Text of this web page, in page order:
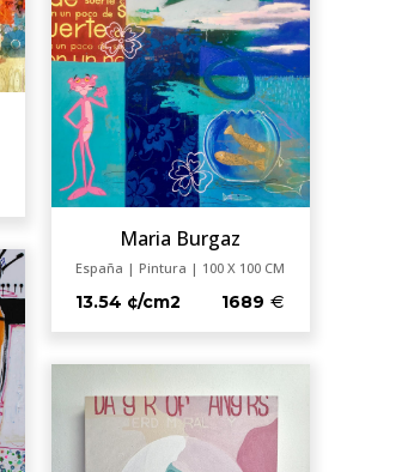
Maria Burgaz
España | Pintura | 100 X 100 CM
13.54 ¢/cm2 1689